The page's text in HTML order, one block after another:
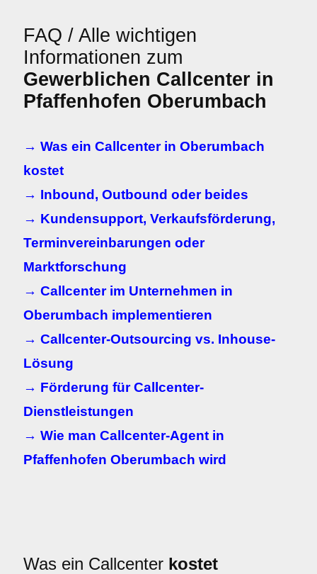
FAQ / Alle wichtigen
Informationen zum
Gewerblichen Callcenter in
Pfaffenhofen Oberumbach
→ Was ein Callcenter in Oberumbach
kostet
→ Inbound, Outbound oder beides
→ Kundensupport, Verkaufsförderung,
Terminvereinbarungen oder
Marktforschung
→ Callcenter im Unternehmen in
Oberumbach implementieren
→ Callcenter-Outsourcing vs. Inhouse-
Lösung
→ Förderung für Callcenter-
Dienstleistungen
→ Wie man Callcenter-Agent in
Pfaffenhofen Oberumbach wird
Was ein Callcenter kostet